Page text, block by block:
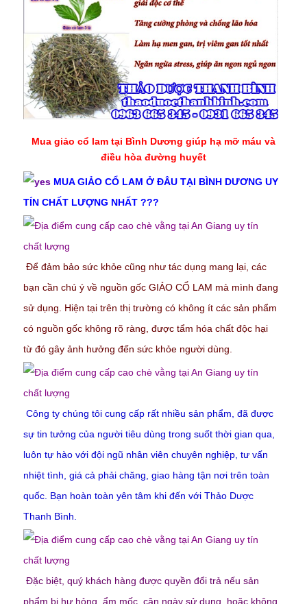
Mua giảo cổ lam tại Bình Dương giúp hạ mỡ máu và
điều hòa đường huyết
MUA GIẢO CỔ LAM Ở ĐÂU TẠI BÌNH DƯƠNG UY
TÍN CHẤT LƯỢNG NHẤT ???
Để đảm bảo sức khỏe cũng như tác dụng mang lại, các
bạn cần chú ý về nguồn gốc GIẢO CỔ LAM mà mình đang
sử dụng. Hiện tại trên thị trường có không ít các sản phẩm
có nguồn gốc không rõ ràng, được tẩm hóa chất độc hại
từ đó gây ảnh hưởng đến sức khỏe người dùng.
Công ty chúng tôi cung cấp rất nhiều sản phẩm, đã được
sự tin tưởng của người tiêu dùng trong suốt thời gian qua,
luôn tự hào với đội ngũ nhân viên chuyên nghiệp, tư vấn
nhiệt tình, giá cả phải chăng, giao hàng tận nơi trên toàn
quốc. Bạn hoàn toàn yên tâm khi đến với Thảo Dược
Thanh Bình.
Đặc biệt, quý khách hàng được quyền đổi trả nếu sản
phẩm bị hư hỏng, ẩm mốc, cận ngày sử dụng, hoặc không